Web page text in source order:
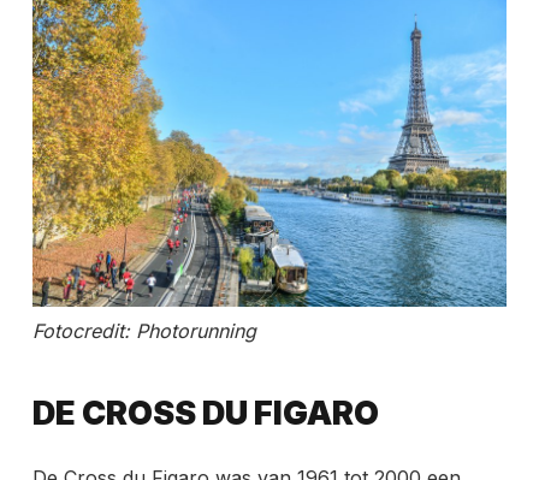
Fotocredit: Photorunning
DE CROSS DU FIGARO